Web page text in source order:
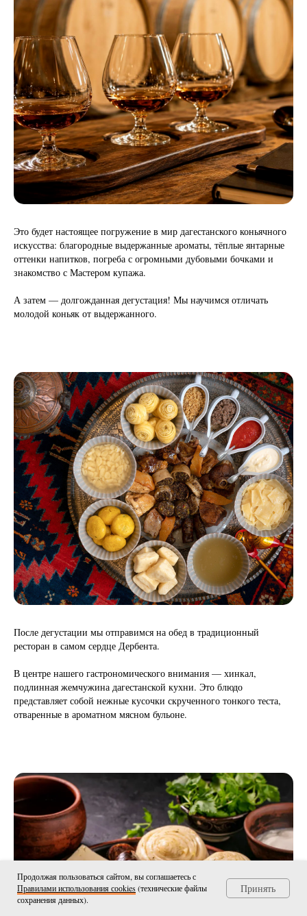
Это будет настоящее погружение в мир дагестанского коньячного
искусства: благородные выдержанные ароматы, тёплые янтарные
оттенки напитков, погреба с огромными дубовыми бочками и
знакомство с Мастером купажа.
А затем — долгожданная дегустация! Мы научимся отличать
молодой коньяк от выдержанного.
После дегустации мы отправимся на обед в традиционный
ресторан в самом сердце Дербента.
В центре нашего гастрономического внимания — хинкал,
подлинная жемчужина дагестанской кухни. Это блюдо
представляет собой нежные кусочки скрученного тонкого теста,
отваренные в ароматном мясном бульоне.
Продолжая пользоваться сайтом, вы соглашаетесь с
Правилами использования сооkies(технические файлы
сохранения данных).
Принять